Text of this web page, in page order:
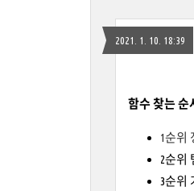
2021. 1. 10. 18:39
함수 찾는 순
1순위
2순위
3순위